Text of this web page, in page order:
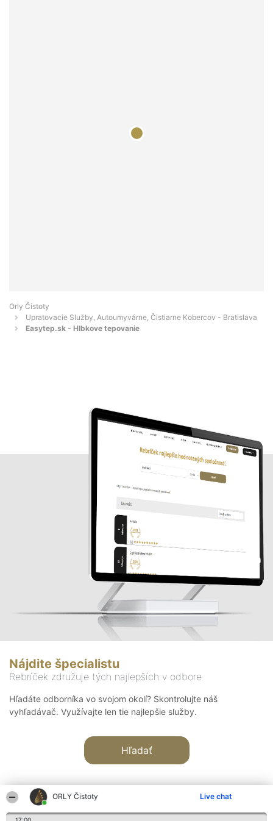
ORLY Čistoty Live chat
Orly Čistoty
Upratovacie Služby, Autoumyvárne, Čistiarne Kobercov - Bratislava
Easytep.sk - Hlbkove tepovanie
Nájdite špecialistu
Rebríček združuje tých najlepších v odbore
Hľadáte odborníka vo svojom okolí? Skontrolujte náš
vyhľadávač. Využívajte len tie najlepšie služby.
Hľadať